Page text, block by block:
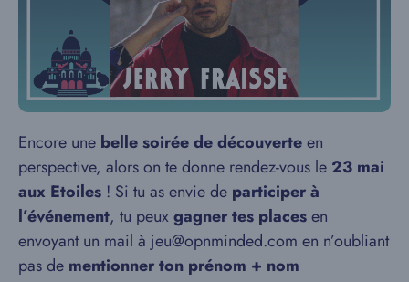
Encore une belle soirée de découverteen
perspective, alors on te donne rendez-vous le 23 mai
aux Etoiles ! Si tu as envie de participer à
l’événement, tu peuxgagner tes placesen
envoyant un mail à jeu@opnminded.com en n’oubliant
pas de mentionner ton prénom + nom